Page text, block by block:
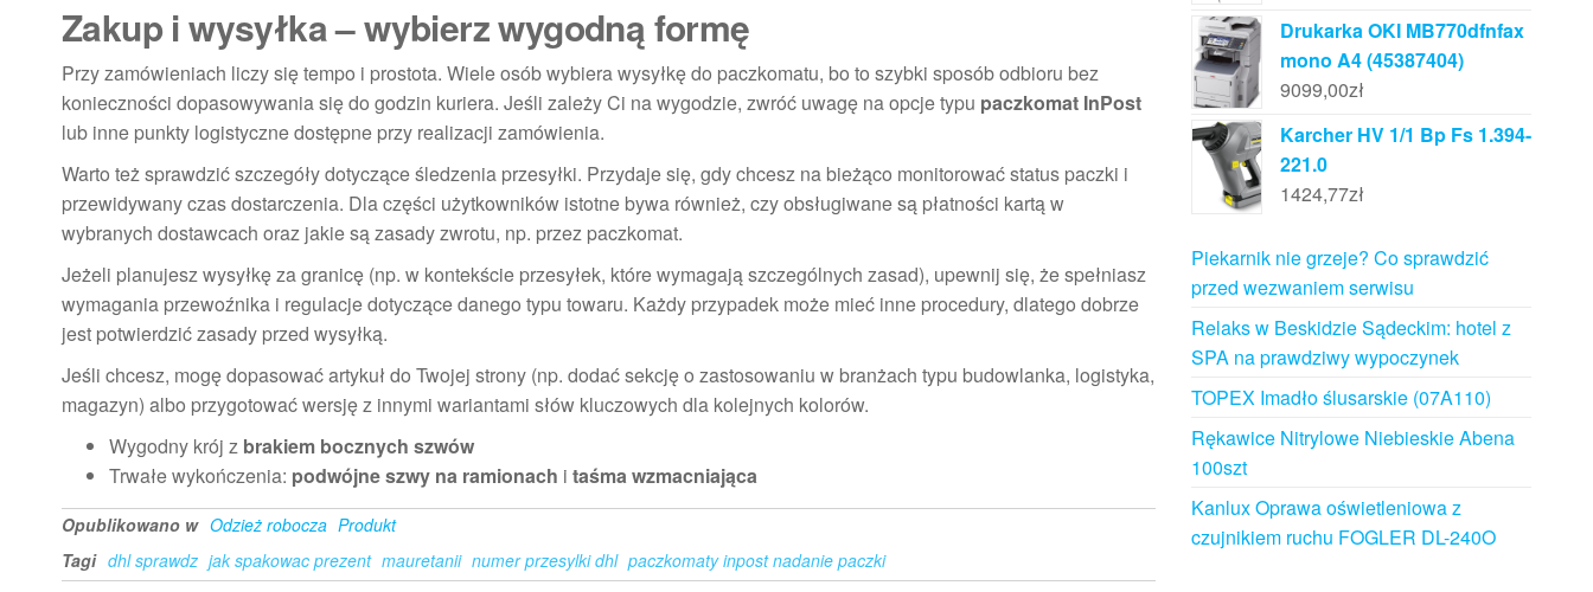
Zakup i wysyłka – wybierz wygodną formę
Przy zamówieniach liczy się tempo i prostota. Wiele osób wybiera wysyłkę do paczkomatu, bo to szybki sposób odbioru bez
konieczności dopasowywania się do godzin kuriera. Jeśli zależy Ci na wygodzie, zwróć uwagę na opcje typu paczkomat InPost
lub inne punkty logistyczne dostępne przy realizacji zamówienia.
Warto też sprawdzić szczegóły dotyczące śledzenia przesyłki. Przydaje się, gdy chcesz na bieżąco monitorować status paczki i
przewidywany czas dostarczenia. Dla części użytkowników istotne bywa również, czy obsługiwane są płatności kartą w
wybranych dostawcach oraz jakie są zasady zwrotu, np. przez paczkomat.
Jeżeli planujesz wysyłkę za granicę (np. w kontekście przesyłek, które wymagają szczególnych zasad), upewnij się, że spełniasz
wymagania przewoźnika i regulacje dotyczące danego typu towaru. Każdy przypadek może mieć inne procedury, dlatego dobrze
jest potwierdzić zasady przed wysyłką.
Jeśli chcesz, mogę dopasować artykuł do Twojej strony (np. dodać sekcję o zastosowaniu w branżach typu budowlanka, logistyka,
magazyn) albo przygotować wersję z innymi wariantami słów kluczowych dla kolejnych kolorów.
Wygodny krój z brakiem bocznych szwów
Trwałe wykończenia: podwójne szwy na ramionach i taśma wzmacniająca
Opublikowano w Odzież robocza Produkt
Tagi dhl sprawdz jak spakowac prezent mauretanii numer przesylki dhl paczkomaty inpost nadanie paczki
Drukarka OKI MB770dfnfax
mono A4 (45387404)
9099,00zł
Karcher HV 1/1 Bp Fs 1.394-
221.0
1424,77zł
Piekarnik nie grzeje? Co sprawdzić
przed wezwaniem serwisu
Relaks w Beskidzie Sądeckim: hotel z
SPA na prawdziwy wypoczynek
TOPEX Imadło ślusarskie (07A110)
Rękawice Nitrylowe Niebieskie Abena
100szt
Kanlux Oprawa oświetleniowa z
czujnikiem ruchu FOGLER DL-240O